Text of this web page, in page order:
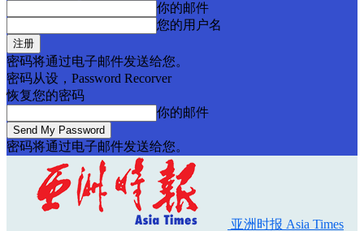
你的邮件
您的用户名
密码将通过电子邮件发送给您。
密码从设，Password Recorver
恢复您的密码
你的邮件
密码将通过电子邮件发送给您。
亚洲时报 Asia Times